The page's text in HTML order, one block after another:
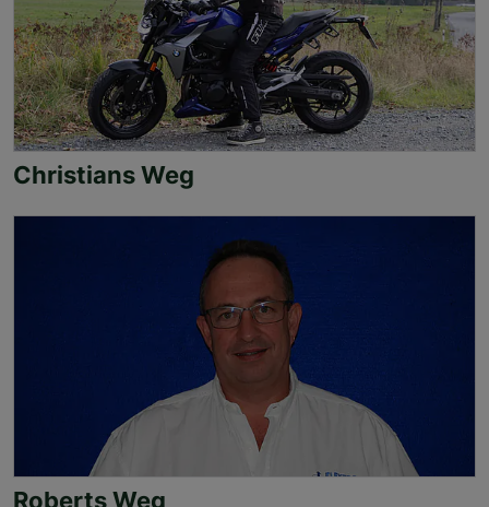
Christians Weg
Roberts Weg